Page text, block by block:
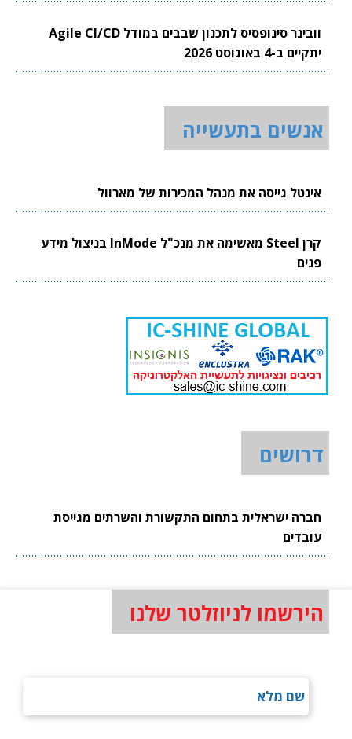
וובינר סינופסיס לתכנון שבבים במודל Agile CI/CD
יתקיים ב-4 באוגוסט 2026
אנשים בתעשייה
אינטל גייסה את מנהל המכירות של מארוול
קרן Steel מאשימה את מנכ"ל InMode בניצול מידע
פנים
דרושים
חברה ישראלית בתחום התקשורת והשרתים מגייסת
עובדים
הירשמו לניוזלטר שלנו